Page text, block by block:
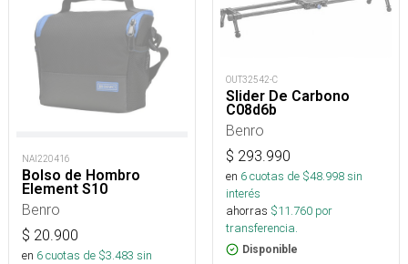
NAI220416
Bolso de Hombro
Element S10
Benro
$ 20.900
en 6cuotas de $3.483 sin
OUT32542-C
Slider De Carbono
C08d6b
Benro
$ 293.990
en 6cuotas de $48.998sin
interés
ahorras $11.760 por
transferencia.
Disponible